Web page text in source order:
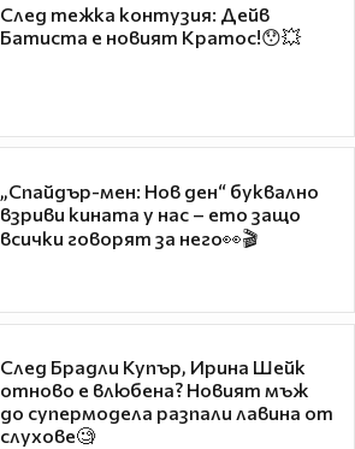
След тежка контузия: Дейв
Батиста е новият Кратос!😯💥
„Спайдър-мен: Нов ден“ буквално
взриви кината у нас – ето защо
всички говорят за него👀🎬
След Брадли Купър, Ирина Шейк
отново е влюбена? Новият мъж
до супермодела разпали лавина от
слухове🧐